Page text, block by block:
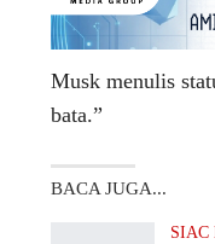
Musk menulis
bata.”
BACA JUGA...
SIAC